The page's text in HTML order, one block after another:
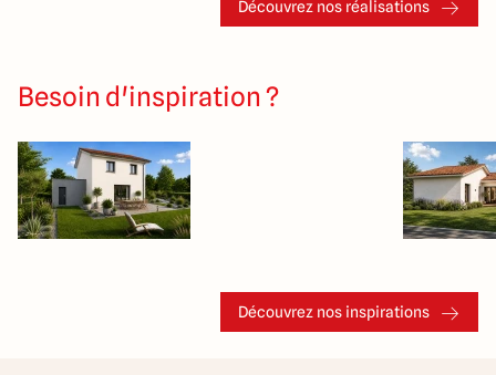
Découvrez nos réalisations
Besoin d'inspiration ?
Découvrez nos inspirations